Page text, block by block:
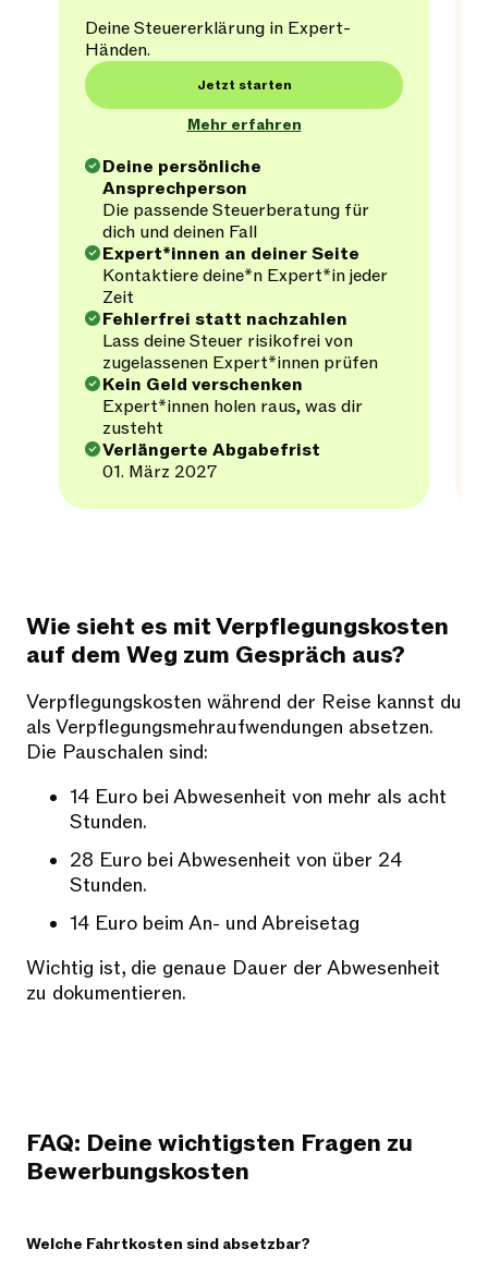
Deine Steuererklärung in Expert-
Händen.
Jetzt starten
Mehr erfahren
Deine persönliche
Ansprechperson
Die passende Steuerberatung für
dich und deinen Fall
Expert*innen an deiner Seite
Kontaktiere deine*n Expert*in jeder
Zeit
Fehlerfrei statt nachzahlen
Lass deine Steuer risikofrei von
zugelassenen Expert*innen prüfen
Kein Geld verschenken
Expert*innen holen raus, was dir
zusteht
Verlängerte Abgabefrist
01. März 2027
Wie sieht es mit Verpflegungskosten
auf dem Weg zum Gespräch aus?
Verpflegungskosten während der Reise kannst du
als Verpflegungsmehraufwendungen absetzen.
Die Pauschalen sind:
14 Euro bei Abwesenheit von mehr als acht
Stunden.
28 Euro bei Abwesenheit von über 24
Stunden.
14 Euro beim An- und Abreisetag
Wichtig ist, die genaue Dauer der Abwesenheit
zu dokumentieren.
FAQ: Deine wichtigsten Fragen zu
Bewerbungskosten
Welche Fahrtkosten sind absetzbar?